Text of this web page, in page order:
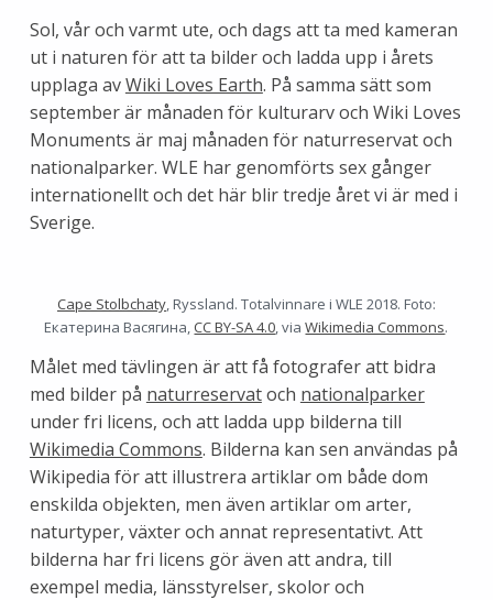
Sol, vår och varmt ute, och dags att ta med kameran
ut i naturen för att ta bilder och ladda upp i årets
upplaga avWiki Loves Earth. På samma sätt som
september är månaden för kulturarv och Wiki Loves
Monuments är maj månaden för naturreservat och
nationalparker. WLE har genomförts sex gånger
internationellt och det här blir tredje året vi är med i
Sverige.
Cape Stolbchaty, Ryssland. Totalvinnare i WLE 2018. Foto:
Екатерина Васягина, CC BY-SA 4.0, viaWikimedia Commons.
Målet med tävlingen är att få fotografer att bidra
med bilder på naturreservatoch nationalparker
under fri licens, och att ladda upp bilderna till
Wikimedia Commons. Bilderna kan sen användas på
Wikipedia för att illustrera artiklar om både dom
enskilda objekten, men även artiklar om arter,
naturtyper, växter och annat representativt. Att
bilderna har fri licens gör även att andra, till
exempel media, länsstyrelser, skolor och